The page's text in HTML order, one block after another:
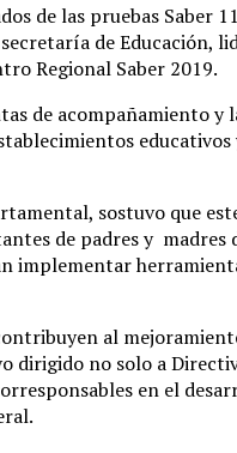
de las pruebas Saber
de
Regional Saber 2019.
de acompañamiento y
sostuvo que
de padres y
implementar
al
dirigido no solo a
en el